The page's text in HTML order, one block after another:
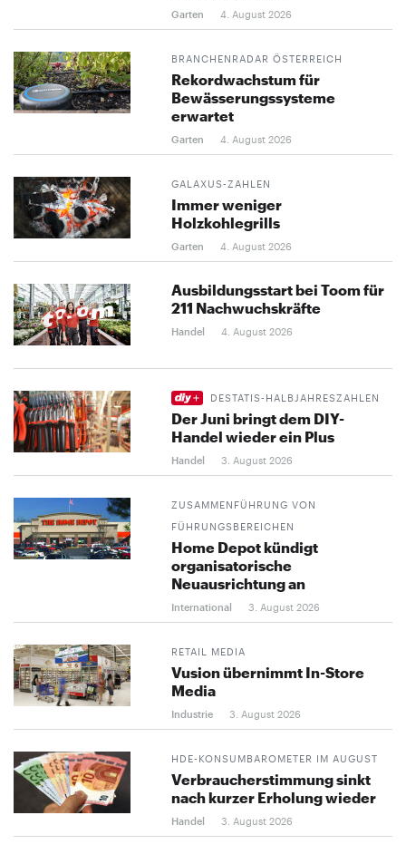
Garten 4. August 2026
BRANCHENRADAR ÖSTERREICH
Rekordwachstum für
Bewässerungssysteme
erwartet
Garten 4. August 2026
GALAXUS-ZAHLEN
Immer weniger
Holzkohlegrills
Garten 4. August 2026
Ausbildungsstart bei Toom für
211 Nachwuchskräfte
Handel 4. August 2026
DESTATIS-HALBJAHRESZAHLEN
Der Juni bringt dem DIY-
Handel wieder ein Plus
Handel 3. August 2026
ZUSAMMENFÜHRUNG VON
FÜHRUNGSBEREICHEN
Home Depot kündigt
organisatorische
Neuausrichtung an
International 3. August 2026
RETAIL MEDIA
Vusion übernimmt In-Store
Media
Industrie 3. August 2026
HDE-KONSUMBAROMETER IM AUGUST
Verbraucherstimmung sinkt
nach kurzer Erholung wieder
Handel 3. August 2026